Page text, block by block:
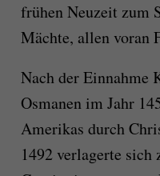
frühen Neuzeit zum
Mächte, allen voran
Nach der Einnahme
Osmanen im Jahr
Amerikas durch
1492 verlagerte